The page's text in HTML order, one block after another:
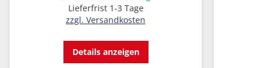
Lieferfrist 1-3 Tage
zzgl. Versandkosten
Details anzeigen